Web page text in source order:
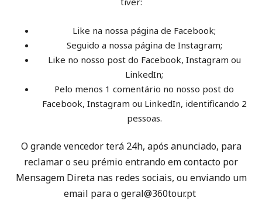
Like na nossa página de Facebook;
Seguido a nossa página de Instagram;
Like no nosso post do Facebook, Instagram ou
LinkedIn;
Pelo menos 1 comentário no nosso post do
Facebook, Instagram ou LinkedIn, identificando 2
pessoas.
O grande vencedor terá 24h, após anunciado, para
reclamar o seu prémio entrando em contacto por
Mensagem Direta nas redes sociais, ou enviando um
email para o geral@360tour.pt